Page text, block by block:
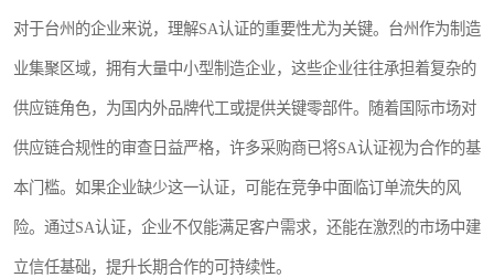
对于台州的企业来说，理解SA认证的重要性尤为关键。台州作为制造
业集聚区域，拥有大量中小型制造企业，这些企业往往承担着复杂的
供应链角色，为国内外品牌代工或提供关键零部件。随着国际市场对
供应链合规性的审查日益严格，许多采购商已将SA认证视为合作的基
本门槛。如果企业缺少这一认证，可能在竞争中面临订单流失的风
险。通过SA认证，企业不仅能满足客户需求，还能在激烈的市场中建
立信任基础，提升长期合作的可持续性。